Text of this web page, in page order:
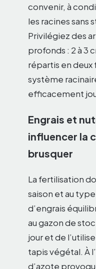
convenir, à
les racines sans
Privilégiez des
profonds : 2 à 3
répartis en deux
système
efficacement
Engrais et
influencer la
brusquer
La fertilisation
saison et au
d’engrais
au gazon de
jour et de
tapis végétal. À
d’azote